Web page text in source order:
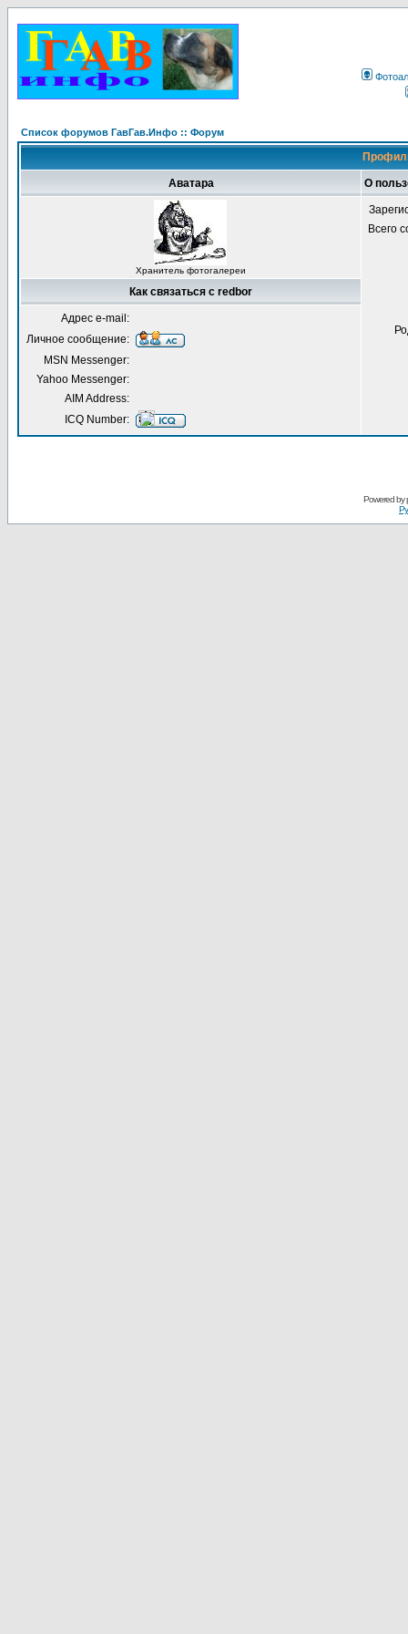
Список форумов ГавГав.Инфо :: Форум
Аватара О
Хранитель фотогалереи
Всего
Как связаться с redbor
Адрес e-mail:
Личное сообщение:
MSN Messenger:
Yahoo Messenger:
AIM Address:
ICQ Number:
Powered by